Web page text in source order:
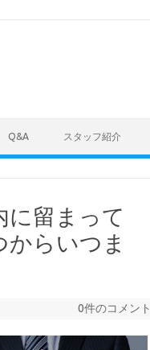
Q&A スタッフ紹介
に留まって
らいつま
0件のコメント